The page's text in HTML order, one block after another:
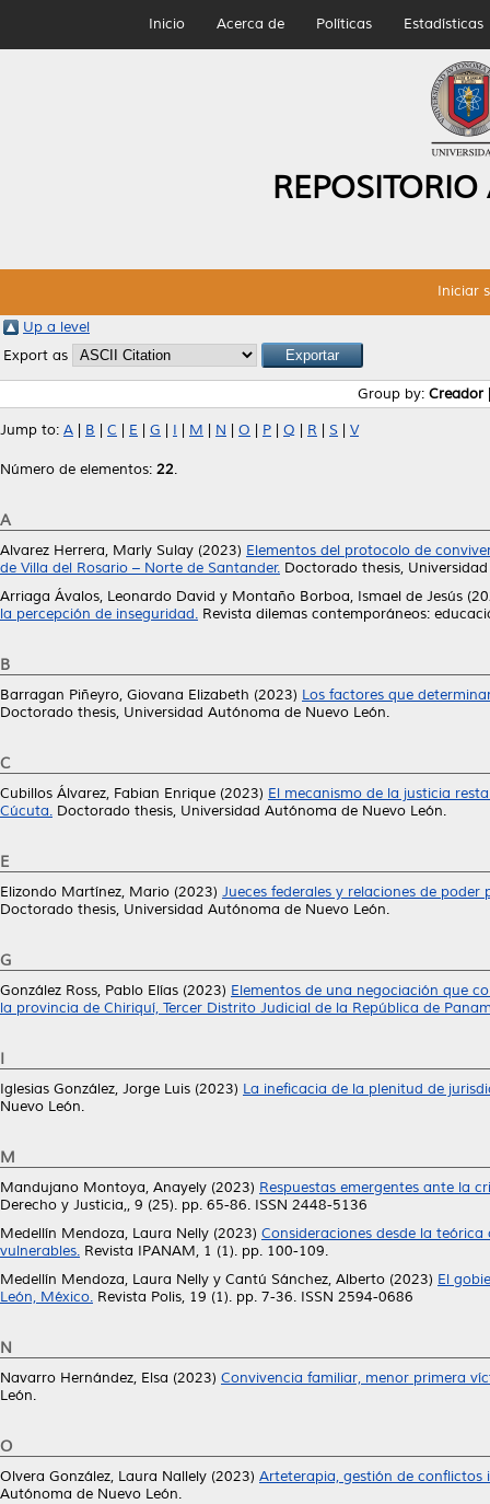
Inicio Acerca de Políticas Estadísticas
Iniciar
Up a level
Export as
Group by: Creador
Jump to: A B C E G I M N O P Q R S V
Número de elementos: 22.
A
Alvarez Herrera, Marly Sulay (2023) Elementos del protocolo de
de Villa del Rosario – Norte de Santander. Doctorado thesis,
Arriaga Ávalos, Leonardo David y Montaño Borboa, Ismael de Jesús
la percepción de inseguridad. Revista dilemas contemporáneos:
B
Barragan Piñeyro, Giovana Elizabeth (2023) Los factores que
Doctorado thesis, Universidad Autónoma de Nuevo León.
C
Cubillos Álvarez, Fabian Enrique (2023) El mecanismo de la justicia
Cúcuta. Doctorado thesis, Universidad Autónoma de Nuevo León.
E
Elizondo Martínez, Mario (2023) Jueces federales y relaciones de
Doctorado thesis, Universidad Autónoma de Nuevo León.
G
González Ross, Pablo Elías (2023) Elementos de una negociación que
la provincia de Chiriquí, Tercer Distrito Judicial de la República de
I
Iglesias González, Jorge Luis (2023) La ineficacia de la plenitud de
Nuevo León.
M
Mandujano Montoya, Anayely (2023) Respuestas emergentes ante la
Derecho y Justicia,, 9 (25). pp. 65-86. ISSN 2448-5136
Medellín Mendoza, Laura Nelly (2023) Consideraciones desde la
vulnerables. Revista IPANAM, 1 (1). pp. 100-109.
Medellín Mendoza, Laura Nelly y Cantú Sánchez, Alberto (2023) El
León, México. Revista Polis, 19 (1). pp. 7-36. ISSN 2594-0686
N
Navarro Hernández, Elsa (2023) Convivencia familiar, menor primera
León.
O
Olvera González, Laura Nallely (2023) Arteterapia, gestión de
Autónoma de Nuevo León.